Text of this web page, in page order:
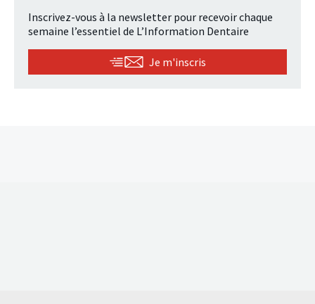
Inscrivez-vous à la newsletter pour recevoir chaque
semaine l’essentiel de L’Information Dentaire
Je m'inscris